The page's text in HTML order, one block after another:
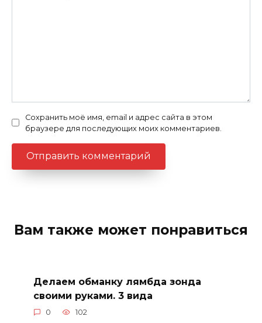
Сохранить моё имя, email и адрес сайта в этом
браузере для последующих моих комментариев.
Вам также может понравиться
Делаем обманку лямбда зонда
своими руками. 3 вида
0 102